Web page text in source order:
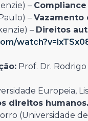
–
– Vazamento
– Direitos
Prof. Dr.
Europeia,
direitos humanos.
(Universidade